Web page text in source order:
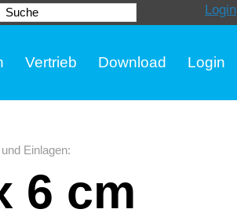
Suche Login
Vertrieb Download Login
Einlagen:
6 cm